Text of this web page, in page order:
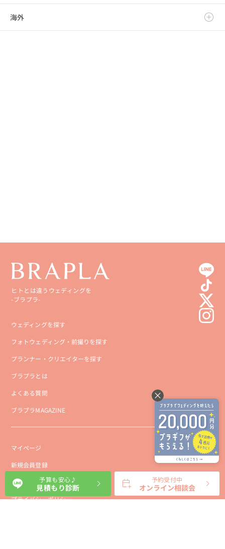
東京都
福井県
大阪府
島根県
福岡県
海外
ヒトとは違うウェディングを
-ブラプラ-
ウェディングを探す
フォトウェディング・前撮りを探す
プランナー・クリエイターを探す
ブラプラとは
よくある質問
ブラプラMAGAZINE
マイページ
新規会員登録
会社概要
プライバシーポリシー
予算も安心♪
見積もり診断
予約受付中
オンライン相談会